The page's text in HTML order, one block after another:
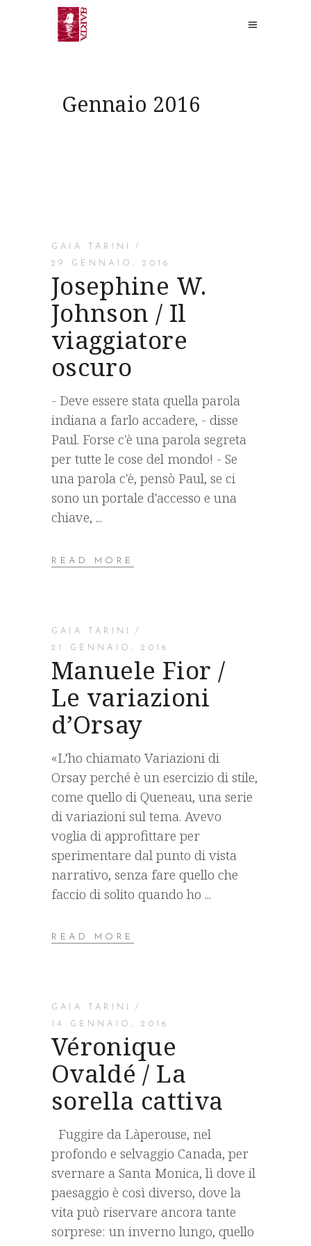
Gennaio 2016
GAIA TARINI
29 GENNAIO, 2016
Josephine W.
Johnson / Il
viaggiatore
oscuro
- Deve essere stata quella parola
indiana a farlo accadere, - disse
Paul. Forse c'è una parola segreta
per tutte le cose del mondo! - Se
una parola c'è, pensò Paul, se ci
sono un portale d'accesso e una
chiave,
READ MORE
GAIA TARINI
21 GENNAIO, 2016
Manuele Fior /
Le variazioni
d’Orsay
«L’ho chiamato Variazioni di
Orsay perché è un esercizio di stile,
come quello di Queneau, una serie
di variazioni sul tema. Avevo
voglia di approfittare per
sperimentare dal punto di vista
narrativo, senza fare quello che
faccio di solito quando ho
READ MORE
GAIA TARINI
14 GENNAIO, 2016
Véronique
Ovaldé / La
sorella cattiva
Fuggire da Làperouse, nel
profondo e selvaggio Canada, per
svernare a Santa Monica, lì dove il
paesaggio è così diverso, dove la
vita può riservare ancora tante
sorprese: un inverno lungo, quello